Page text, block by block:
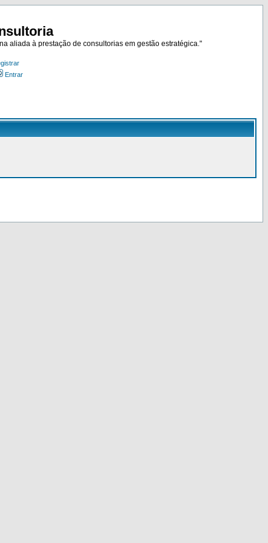
aliada à prestação de consultorias em gestão estratégica."
Entrar